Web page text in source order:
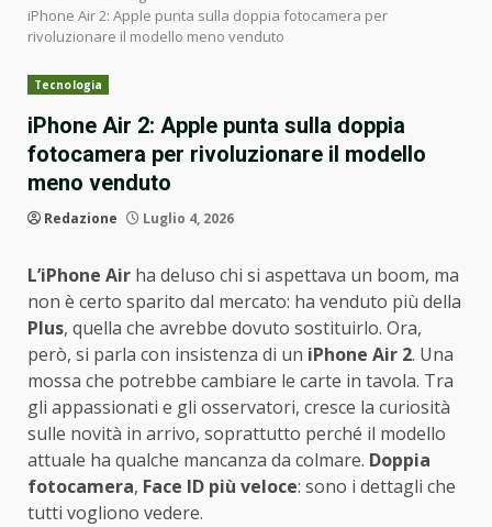
iPhone Air 2: Apple punta sulla doppia fotocamera per
rivoluzionare il modello meno venduto
Tecnologia
iPhone Air 2: Apple punta sulla doppia
fotocamera per rivoluzionare il modello
meno venduto
Redazione Luglio 4, 2026
L’iPhone Air ha deluso chi si aspettava un boom, ma
non è certo sparito dal mercato: ha venduto più della
Plus, quella che avrebbe dovuto sostituirlo. Ora,
però, si parla con insistenza di un iPhone Air 2. Una
mossa che potrebbe cambiare le carte in tavola. Tra
gli appassionati e gli osservatori, cresce la curiosità
sulle novità in arrivo, soprattutto perché il modello
attuale ha qualche mancanza da colmare. Doppia
fotocamera, Face ID più veloce: sono i dettagli che
tutti vogliono vedere.